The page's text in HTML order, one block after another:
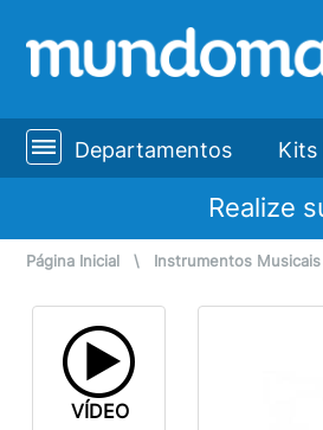
Departamentos Kits
Realize
Página Inicial \ Instrumentos Musicais
VÍDEO